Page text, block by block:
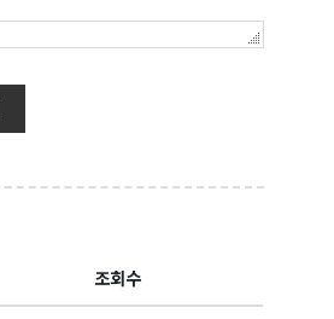
조회수